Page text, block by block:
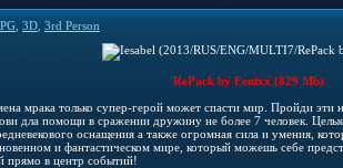
3D 3rd Person
RePack by Fenixx (829 Mb)
мрака только супер-герой может спасти мир. Пройди эти
дла помощи в сражении дружину не более 7 человек.
оснащения а также огромная сила и умения,
и фантастическом мире, который можешь себе
прямо в центр событий!